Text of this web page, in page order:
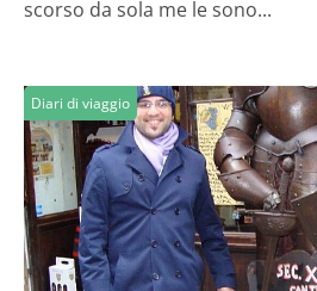
scorso da sola me le sono...
Diari di viaggio